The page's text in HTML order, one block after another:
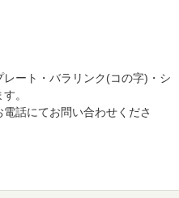
レート・バラリンク(コの字)・シ
。
話にてお問い合わせくださ